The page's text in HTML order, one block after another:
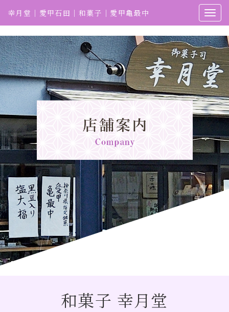
幸月堂｜愛甲石田｜和菓子｜愛甲亀最中
和菓子 幸月堂